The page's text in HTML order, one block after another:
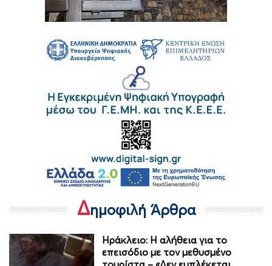
Δημοφιλή Άρθρα
Ηράκλειο: Η αλήθεια για το
επεισόδιο με τον μεθυσμένο